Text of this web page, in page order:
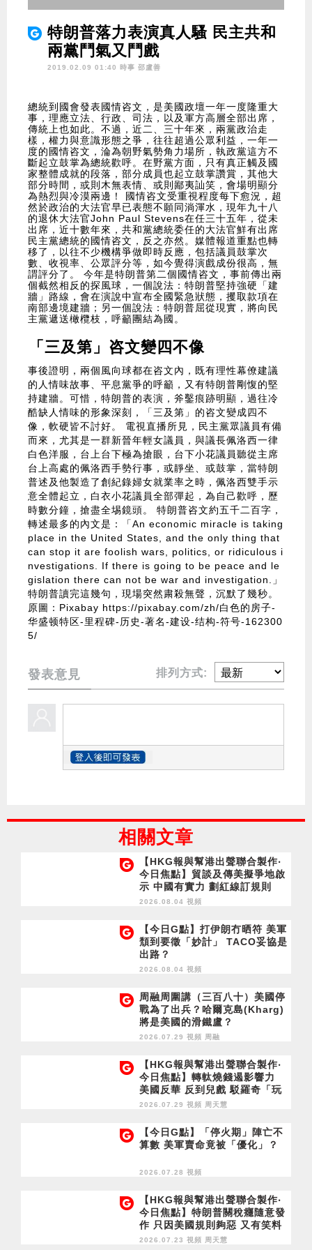
特朗普落力表演真人騷 民主共和
兩黨鬥氣又鬥戲
2019.02.09 01:40 時事 邵盧善
總統到國會發表國情咨文，是美國政壇一年一度隆重大
事，理應立法、行政、司法，以及軍方高層全部出席，
傳統上也如此。不過，近二、三十年來，兩黨政治走
樣，權力與意識形態之爭，往往超過公眾利益，一年一
度的國情咨文，淪為朝野氣勢角力場所，執政黨這方不
斷起立鼓掌為總統歡呼。在野黨方面，只有真正觸及國
家整體成就的段落，部分成員也起立鼓掌讚賞，其他大
部分時間，或則木無表情、或則鄙夷訕笑，會場明顯分
為熱烈與冷漠兩邊！ 國情咨文受重視程度每下愈況，超
然於政治的大法官早已表態不願同淌渾水，現年九十八
的退休大法官John Paul Stevens在任三十五年，從未
出席，近十數年來，共和黨總統委任的大法官鮮有出席
民主黨總統的國情咨文，反之亦然。媒體報道重點也轉
移了，以往不少機構爭做即時反應，包括議員鼓掌次
數、收視率、公眾評分等，如今覺得演戲成份很高，無
謂評分了。 今年是特朗普第二個國情咨文，事前傳出兩
個截然相反的探風球，一個說法：特朗普堅持強硬「建
牆」路線，會在演說中宣布全國緊急狀態，攫取款項在
南部邊境建牆；另一個說法：特朗普屈從現實，將向民
主黨遞送橄欖枝，呼籲團結為國。
「三及第」咨文變四不像
事後證明，兩個風向球都在咨文內，既有理性幕僚建議
的人情味故事、平息黨爭的呼籲，又有特朗普剛愎的堅
持建牆。可惜，特朗普的表演，斧鑿痕跡明顯，過往冷
酷缺人情味的形象深刻，「三及第」的咨文變成四不
像，軟硬皆不討好。 電視直播所見，民主黨眾議員有備
而來，尤其是一群新晉年輕女議員，與議長佩洛西一律
白色洋服，台上台下極為搶眼，台下小花議員聽從主席
台上高處的佩洛西手勢行事，或靜坐、或鼓掌，當特朗
普述及他製造了創紀錄婦女就業率之時，佩洛西雙手示
意全體起立，白衣小花議員全部彈起，為自己歡呼，歷
時數分鐘，搶盡全埸鏡頭。 特朗普咨文約五千二百字，
轉述最多的內文是：「An economic miracle is taking
place in the United States, and the only thing that
can stop it are foolish wars, politics, or ridiculous i
nvestigations. If there is going to be peace and le
gislation there can not be war and investigation.」
特朗普讀完這幾句，現場突然粛殺無聲，沉默了幾秒。
原圖：Pixabay https://pixabay.com/zh/白色的房子-
华盛顿特区-里程碑-历史-著名-建设-结构-符号-162300
5/
發表意見 排列方式:
相關文章
【HKG報與幫港出聲聯合製作‧
今日焦點】貿談及傳美擬爭地啟
示 中國有實力 劃紅線訂規則
2026.08.04 視頻
【今日G點】打伊朗冇晒符 美軍
頹到要徵「妙計」 TACO妥協是
出路？
2026.08.04 視頻
周融周圍講（三百八十）美國停
戰為了出兵？哈爾克島(Kharg)
將是美國的滑鐵盧？
2026.07.29 視頻 周融
【HKG報與幫港出聲聯合製作‧
今日焦點】轉軚燒錢遏影響力
美國反華 反到兒戲 駁羅奇「玩
完論」 香港唔靠中國 唔通靠美
2026.07.29 視頻 周天慧
【今日G點】「停火期」陣亡不
算數 美軍賣命竟被「優化」？
2026.07.28 視頻
【HKG報與幫港出聲聯合製作‧
今日焦點】特朗普關稅癮隨意發
作 只因美國規則夠惡 又有笑料
出獄赴英尋庇 英曾扣押極致羞
2026.07.23 視頻 周天慧